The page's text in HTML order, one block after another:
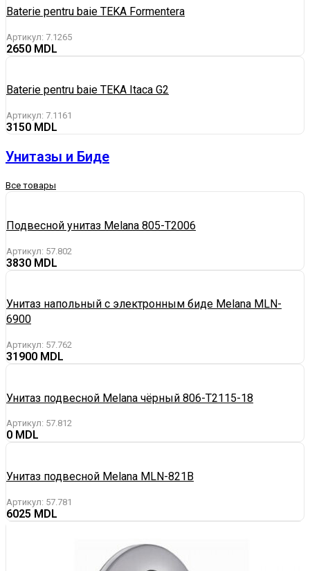
Baterie pentru baie TEKA Formentera
Артикул: 7.1265
2650
Baterie pentru baie TEKA Itaca G2
Артикул: 7.1161
3150
Унитазы и Биде
Все товары
Подвесной унитаз Melana 805-T2006
Артикул: 57.802
3830
Унитаз напольный с электронным биде Melana MLN-
6900
Артикул: 57.762
31900
Унитаз подвесной Melana чёрный 806-T2115-18
Артикул: 57.812
0
Унитаз подвесной Melana MLN-821B
Артикул: 57.781
6025